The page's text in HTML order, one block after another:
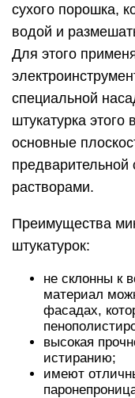
сухого порошка,
водой и
Для этого
специальной
штукатурка
основные
предварительной
растворами.
Преимущества
штукатурок:
не склонны к
материал
фасадах,
высокая
истиранию;
имеют